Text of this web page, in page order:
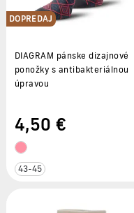
DOPREDAJ
DIAGRAM pánske dizajnové
ponožky s antibakteriálnou
úpravou
4,50 €
43-45